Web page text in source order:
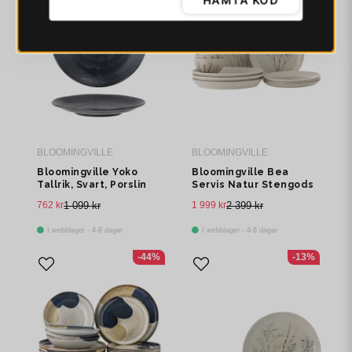
BLOOMINGVILLE
Bloomingville Yoko
Tallrik, Svart, Porslin
1 099 kr
762 kr
I webblager - 4-8 dagar
BLOOMINGVILLE
Bloomingville Bea
Servis Natur Stengods
2 399 kr
1 999 kr
I webblager - 4-8 dagar
-44% -13%